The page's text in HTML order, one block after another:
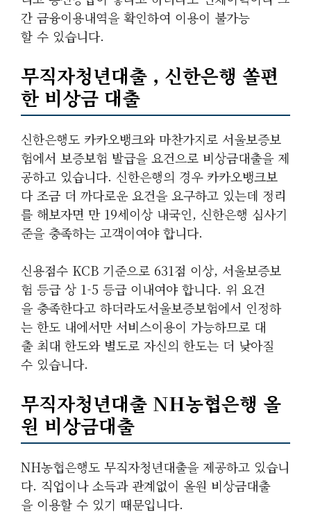
간 금융이용내역을 확인하여 이용이 불가능
할 수 있습니다.
무직자청년대출 , 신한은행 쏠편
한 비상금 대출
신한은행도 카카오뱅크와 마찬가지로 서울보증보
험에서 보증보험 발급을 요건으로 비상금대출을 제
공하고 있습니다. 신한은행의 경우 카카오뱅크보
다 조금 더 까다로운 요건을 요구하고 있는데 정리
를 해보자면 만 19세이상 내국인, 신한은행 심사기
준을 충족하는 고객이여야 합니다.
신용점수 KCB 기준으로 631점 이상, 서울보증보
험 등급 상 1-5 등급 이내여야 합니다. 위 요건
을 충족한다고 하더라도서울보증보험에서 인정하
는 한도 내에서만 서비스이용이 가능하므로 대
출 최대 한도와 별도로 자신의 한도는 더 낮아질
수 있습니다.
무직자청년대출 NH농협은행 올
원 비상금대출
NH농협은행도 무직자청년대출을 제공하고 있습니
다. 직업이나 소득과 관계없이 올원 비상금대출
을 이용할 수 있기 때문입니다.